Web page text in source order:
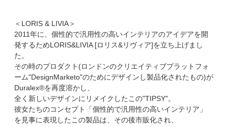
＜LORIS & LIVIA＞
2011年に、個性的で汎用性の高いインテリアのアイデアを開
発するためLORIS&LIVIA [ロリス&リヴィア]を立ち上げまし
た。
その時のプロダクト(ロンドンのクリエイティブプラットフォ
ーム"DesignMarketo"のためにデザインし製品化されたもの)が
Duralex®を再度溶かし、
全く新しいデザインにリメイクしたこの"TIPSY"。
彼女たちのコンセプト「個性的で汎用性の高いインテリア」
を見事に表現したこの製品は、その後市販化され、